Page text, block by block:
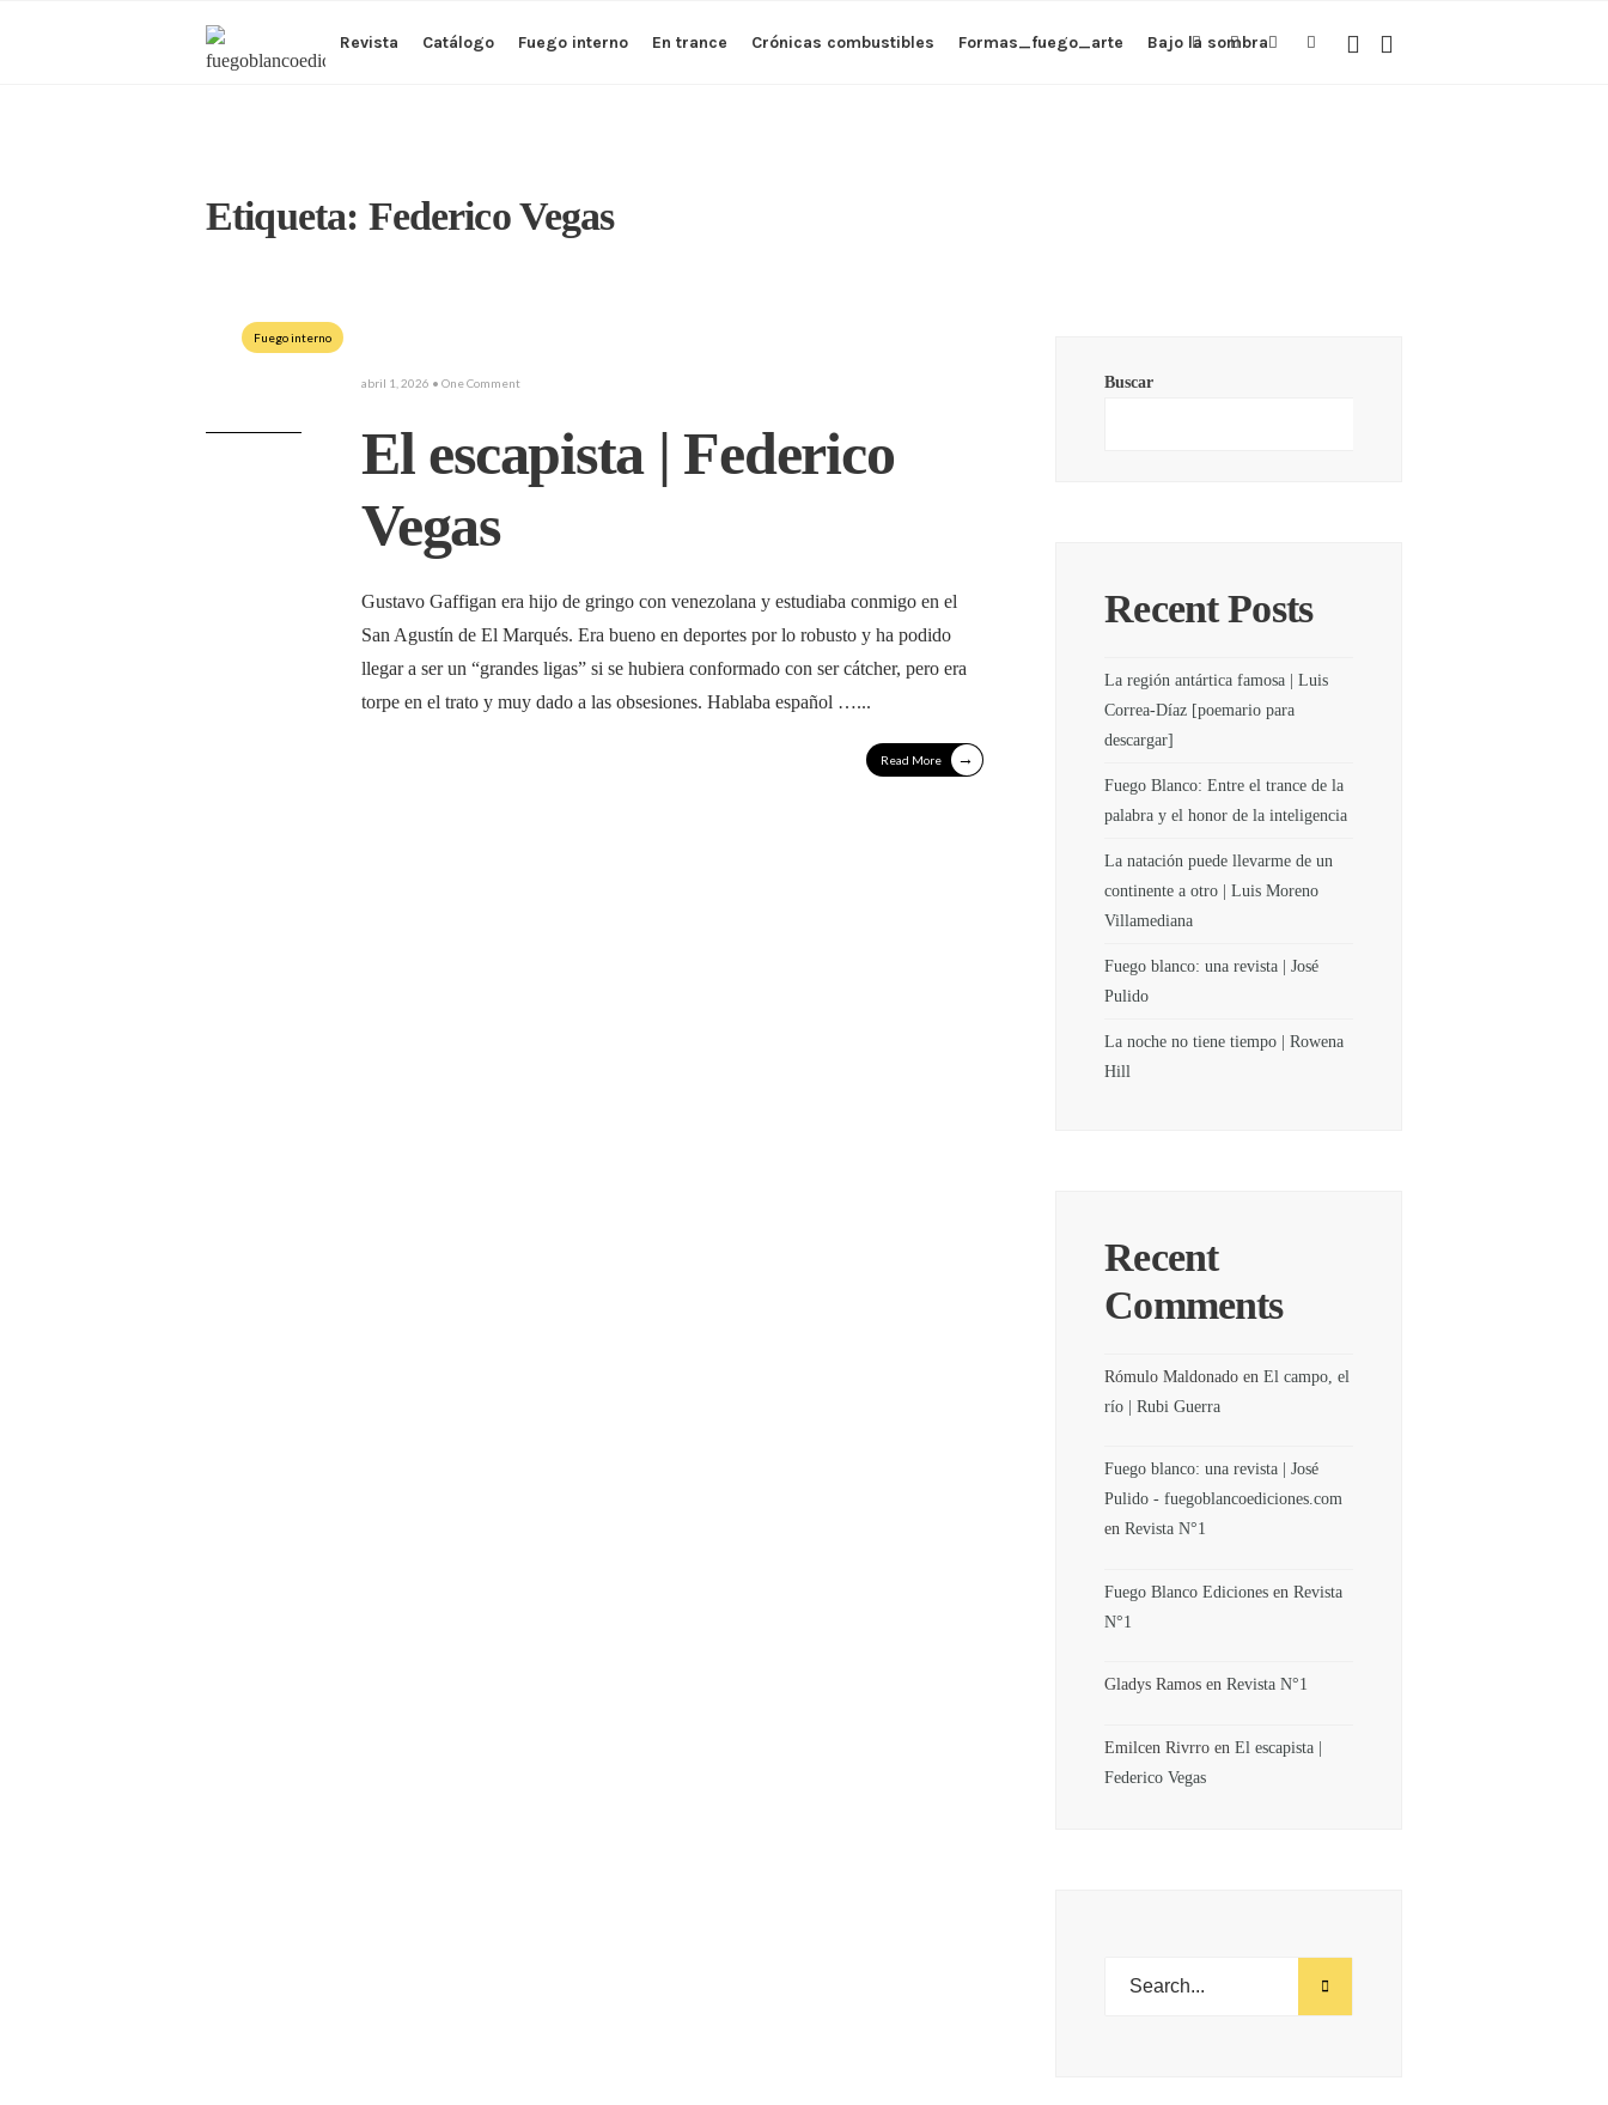
Revista Catálogo Fuego interno En trance Crónicas combustibles Formas_fuego_arte Bajo la sombra
Etiqueta: Federico Vegas
Fuego interno
abril 1, 2026 • One Comment
El escapista | Federico
Vegas
Gustavo Gaffigan era hijo de gringo con venezolana y estudiaba conmigo en el
San Agustín de El Marqués. Era bueno en deportes por lo robusto y ha podido
llegar a ser un “grandes ligas” si se hubiera conformado con ser cátcher, pero era
torpe en el trato y muy dado a las obsesiones. Hablaba español …...
Read More →
Buscar
Recent Posts
La región antártica famosa | Luis
Correa-Díaz [poemario para
descargar]
Fuego Blanco: Entre el trance de la
palabra y el honor de la inteligencia
La natación puede llevarme de un
continente a otro | Luis Moreno
Villamediana
Fuego blanco: una revista | José
Pulido
La noche no tiene tiempo | Rowena
Hill
Recent
Comments
Rómulo Maldonado enEl campo, el
río | Rubi Guerra
Fuego blanco: una revista | José
Pulido - fuegoblancoediciones.com
enRevista N°1
Fuego Blanco Ediciones enRevista
N°1
Gladys Ramos enRevista N°1
Emilcen Rivrro enEl escapista |
Federico Vegas